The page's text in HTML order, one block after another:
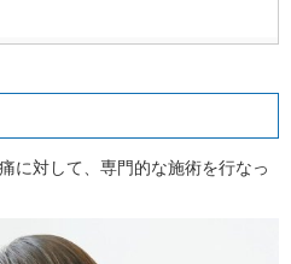
に対して、専門的な施術を行なっ